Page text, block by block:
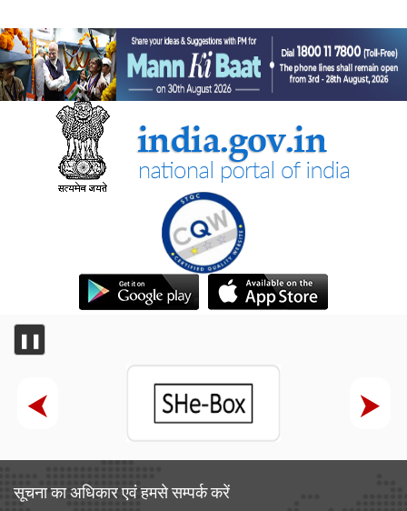
❚❚
सूचना का अधिकार एवं हमसे सम्‍पर्क करें